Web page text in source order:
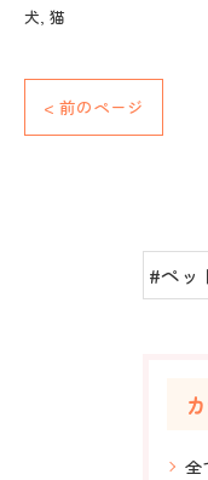
犬 猫
< 前のページ
#ペッ
全